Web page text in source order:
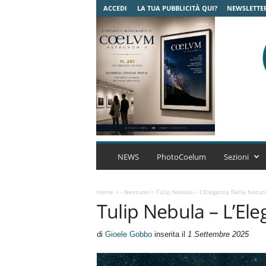
ACCEDI LA TUA PUBBLICITÀ QUI?
C
u
A
r
NEWS PhotoCoelum Sezioni
Home > - Nessuno> Tulip Nebula – L’Eleganza Della
Tulip Nebula –
di Gioele Gobboinserita il 1 Settembre 2025